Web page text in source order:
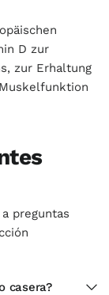
D zur
zur Erhaltung
preguntas
casera?